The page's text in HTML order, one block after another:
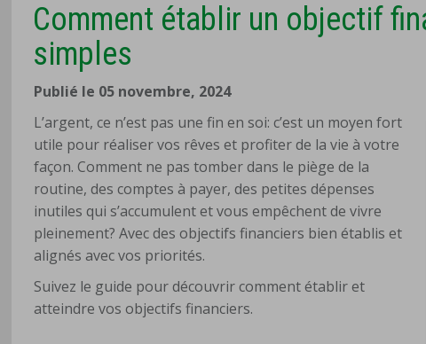
Comment établir un objectif
simples
Publié le 05 novembre, 2024
L’argent, ce n’est pas une fin en soi: c’est un moyen fort
utile pour réaliser vos rêves et profiter de la vie à votre
façon.Comment ne pas tomber dans le piège de la
routine, des comptes à payer, des petites dépenses
inutiles qui s’accumulent et vous empêchent de vivre
pleinement? Avec des objectifs financiers bien établis et
alignés avec vos priorités.
Suivez le guide pour découvrir comment établir et
atteindre vos objectifs financiers.